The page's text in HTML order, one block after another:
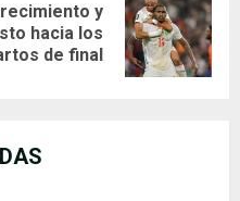
y
hacia los
de final